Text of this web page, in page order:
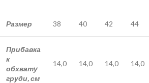
Размер 38 40 42 44
Прибавка
к
обхвату
груди, см
14,0 14,0 14,0 14,0